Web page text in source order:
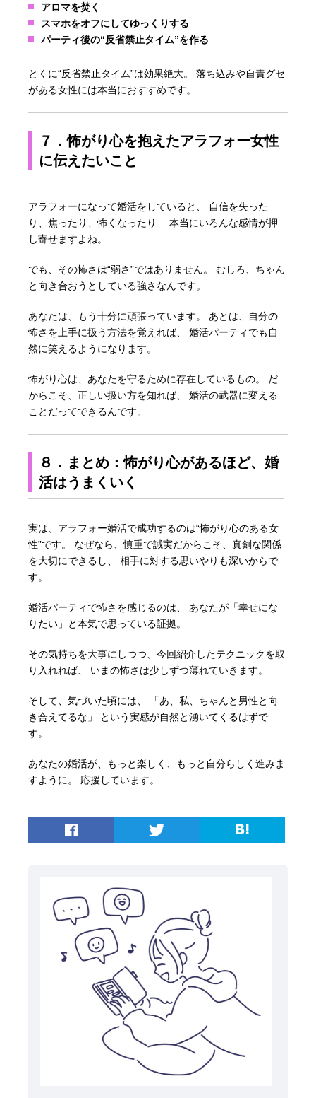
アロマを焚く
スマホをオフにしてゆっくりする
パーティ後の“反省禁止タイム”を作る
とくに“反省禁止タイム”は効果絶大。 落ち込みや自責グセ
がある女性には本当におすすめです。
７．怖がり心を抱えたアラフォー女性
に伝えたいこと
アラフォーになって婚活をしていると、 自信を失った
り、焦ったり、怖くなったり… 本当にいろんな感情が押
し寄せますよね。
でも、その怖さは“弱さ”ではありません。 むしろ、ちゃん
と向き合おうとしている強さなんです。
あなたは、もう十分に頑張っています。 あとは、自分の
怖さを上手に扱う方法を覚えれば、 婚活パーティでも自
然に笑えるようになります。
怖がり心は、あなたを守るために存在しているもの。 だ
からこそ、正しい扱い方を知れば、 婚活の武器に変える
ことだってできるんです。
８．まとめ：怖がり心があるほど、婚
活はうまくいく
実は、アラフォー婚活で成功するのは“怖がり心のある女
性”です。 なぜなら、慎重で誠実だからこそ、真剣な関係
を大切にできるし、 相手に対する思いやりも深いからで
す。
婚活パーティで怖さを感じるのは、 あなたが「幸せにな
りたい」と本気で思っている証拠。
その気持ちを大事にしつつ、今回紹介したテクニックを取
り入れれば、 いまの怖さは少しずつ薄れていきます。
そして、気づいた頃には、 「あ、私、ちゃんと男性と向
き合えてるな」 という実感が自然と湧いてくるはずで
す。
あなたの婚活が、もっと楽しく、もっと自分らしく進みま
すように。 応援しています。